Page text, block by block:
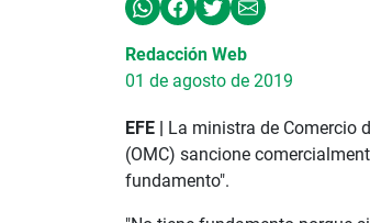
Redacción Web
01 de agosto de 2019
EFE |
La ministra de Comercio
(OMC) sancione
fundamento".